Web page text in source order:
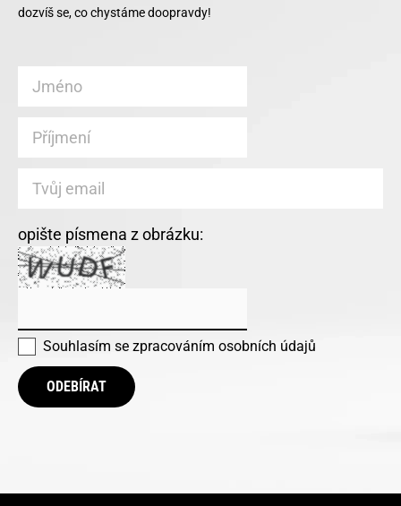
dozvíš se, co chystáme doopravdy!
opište písmena z obrázku:
Souhlasím se zpracováním osobních údajů
ODEBÍRAT